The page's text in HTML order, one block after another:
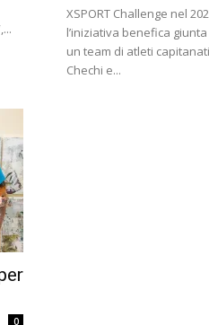
XSPORT Challenge nel
l’iniziativa benefica
un team di atleti
Chechi e...
0